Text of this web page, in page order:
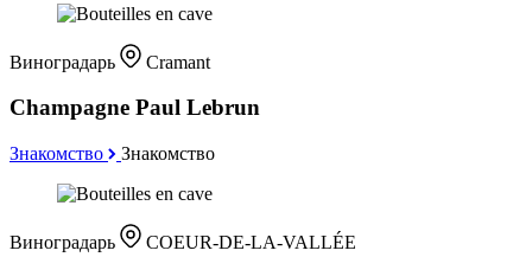
Виноградарь Cramant
Champagne Paul Lebrun
Знакомство Знакомство
Виноградарь COEUR-DE-LA-VALLÉE